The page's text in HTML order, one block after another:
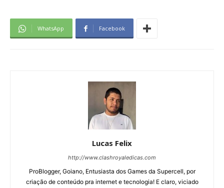
WhatsApp Facebook
Lucas Felix
http://www.clashroyaledicas.com
ProBlogger, Goiano, Entusiasta dos Games da Supercell, por
criação de conteúdo pra internet e tecnologia! E claro, viciado